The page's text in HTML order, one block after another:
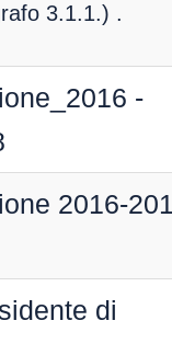
3.1.1.) .
-
2016-
di